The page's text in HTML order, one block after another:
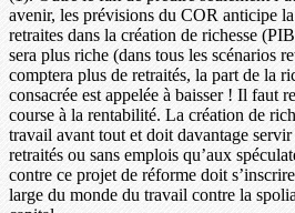
avenir, les prévisions du COR anticipe la
retraites dans la création de richesse
sera plus riche (dans tous les scénarios
comptera plus de retraités, la part de la
consacrée est appelée à baisser ! Il faut
course à la rentabilité. La création de
travail avant tout et doit davantage
retraités ou sans emplois qu’aux
contre ce projet de réforme doit
large du monde du travail contre la